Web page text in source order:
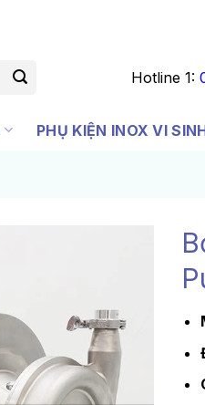
Hotline 1:
PHỤ KIỆN INOX VI